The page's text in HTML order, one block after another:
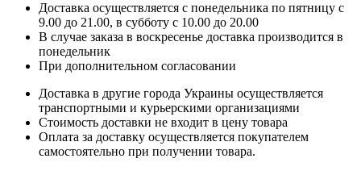
Доставка осуществляется с понедельника по пятницу с
9.00 до 21.00, в субботу с 10.00 до 20.00
В случае заказа в воскресенье доставка производится в
понедельник
При дополнительном согласовании
Доставка в другие города Украины осуществляется
транспортными и курьерскими организациями
Стоимость доставки не входит в цену товара
Оплата за доставку осуществляется покупателем
самостоятельно при получении товара.